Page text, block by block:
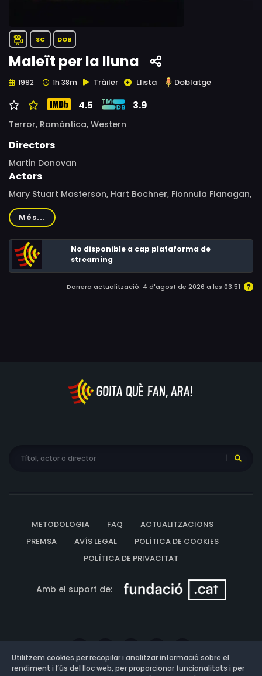
SC DOB
Maleït per la lluna
1992 1h 38m Tràiler Llista Doblatge
4.5 3.9
Terror, Romàntica, Western
Directors
Martin Donovan
Actors
Mary Stuart Masterson, Hart Bochner, Fionnula Flanagan,
Daphne Zuniga, Cec Verrell, Melissa Moore, Stephen
Blake, Reed Hollister, Barbara Dow, Alix Koromzay, Colin
Firth
Més...
No disponible a cap plataforma de
streaming
Darrera actualització: 4 d'agost de 2026 a les 03:51
METODOLOGIA FAQ
ACTUALITZACIONS
PREMSA
AVÍS LEGAL
POLÍTICA DE COOKIES
POLÍTICA DE PRIVACITAT
Amb el suport de:
Utilitzem cookies per recopilar i analitzar informació sobre el
rendiment i l’ús del lloc web, per proporcionar funcionalitats i per